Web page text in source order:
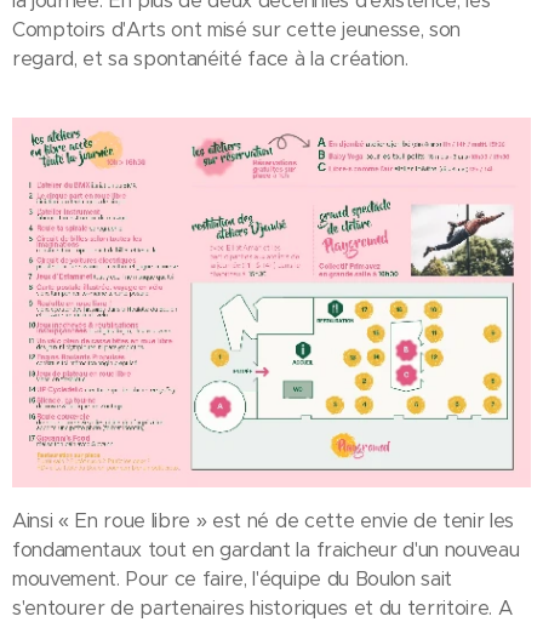
Comptoirs d'Arts ont misé sur cette jeunesse, son
regard, et sa spontanéité face à la création.
Ainsi « En roue libre » est né de cette envie de tenir les
fondamentaux tout en gardant la fraicheur d'un nouveau
mouvement. Pour ce faire, l'équipe du Boulon sait
s'entourer de partenaires historiques et du territoire. A